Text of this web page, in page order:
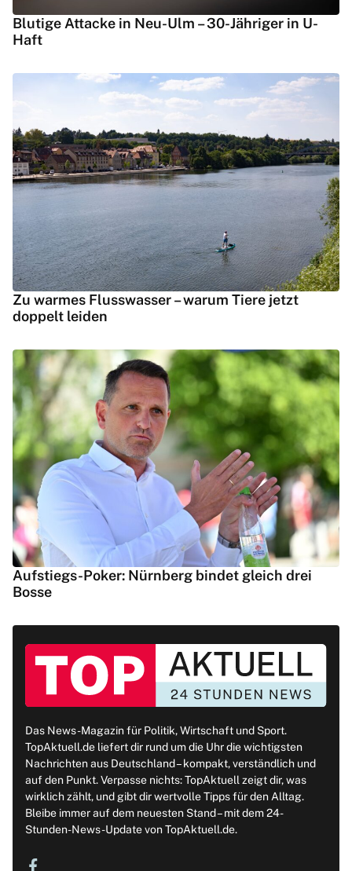
Blutige Attacke in Neu-Ulm – 30-Jähriger in U-
Haft
Zu warmes Flusswasser – warum Tiere jetzt
doppelt leiden
Aufstiegs-Poker: Nürnberg bindet gleich drei
Bosse
Das News-Magazin für Politik, Wirtschaft und Sport.
TopAktuell.de liefert dir rund um die Uhr die wichtigsten
Nachrichten aus Deutschland – kompakt, verständlich und
auf den Punkt. Verpasse nichts: TopAktuell zeigt dir, was
wirklich zählt, und gibt dir wertvolle Tipps für den Alltag.
Bleibe immer auf dem neuesten Stand – mit dem 24-
Stunden-News-Update von TopAktuell.de.